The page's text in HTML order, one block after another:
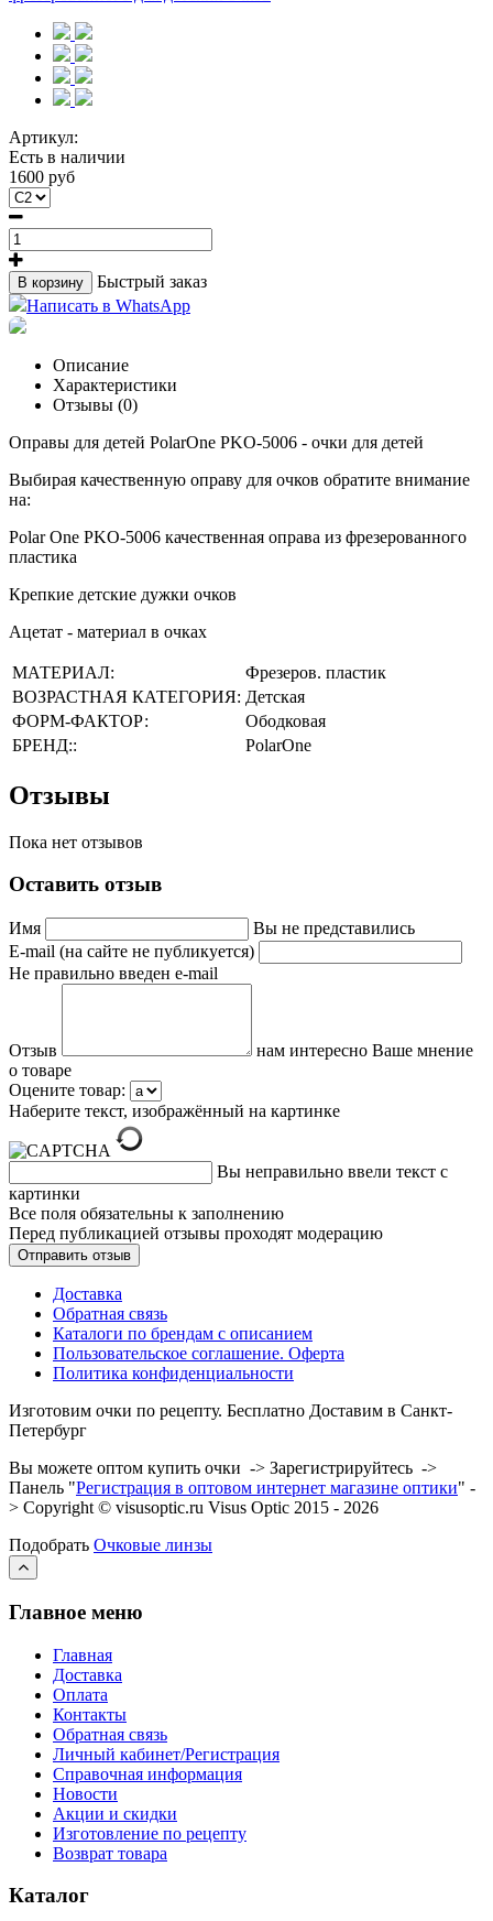
Артикул:
Есть в наличии
1600 руб
В корзину
Быстрый заказ
Написать в WhatsApp
Описание
Характеристики
Отзывы (0)
Оправы для детей PolarOne PKO-5006 - очки для детей
Выбирая качественную оправу для очков обратите внимание
на:
Polar One PKO-5006 качественная оправа из фрезерованного
пластика
Крепкие детские дужки очков
Ацетат - материал в очках
МАТЕРИАЛ:
Фрезеров. пластик
ВОЗРАСТНАЯ КАТЕГОРИЯ: Детская
ФОРМ-ФАКТОР:
Ободковая
БРЕНД::
PolarOne
Отзывы
Пока нет отзывов
Оставить отзыв
Имя
Вы не представились
E-mail (на сайте не публикуется)
Не правильно введен e-mail
Отзыв
нам интересно Ваше мнение
о товаре
Оцените товар:
Наберите текст, изображённый на картинке
Вы неправильно ввели текст с
картинки
Все поля обязательны к заполнению
Перед публикацией отзывы проходят модерацию
Доставка
Обратная связь
Каталоги по брендам с описанием
Пользовательское соглашение. Оферта
Политика конфиденциальности
Изготовим очки по рецепту. Бесплатно Доставим в Санкт-
Петербург
Вы можете оптом купить очки -> Зарегистрируйтесь ->
Панель "Регистрация в оптовом интернет магазине оптики" -
> Copyright © visusoptic.ru Visus Optic 2015 - 2026
Подобрать Очковые линзы
Главное меню
Главная
Доставка
Оплата
Контакты
Обратная связь
Личный кабинет/Регистрация
Справочная информация
Новости
Акции и скидки
Изготовление по рецепту
Возврат товара
Каталог